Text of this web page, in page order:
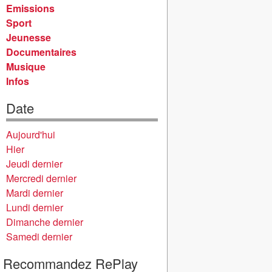
Emissions
Sport
Jeunesse
Documentaires
Musique
Infos
Date
Aujourd'hui
Hier
Jeudi dernier
Mercredi dernier
Mardi dernier
Lundi dernier
Dimanche dernier
Samedi dernier
Recommandez RePlay